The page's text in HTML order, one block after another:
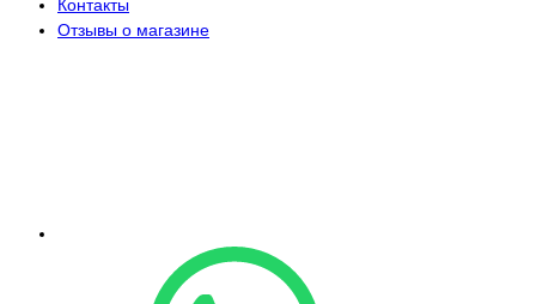
Контакты
Отзывы о магазине